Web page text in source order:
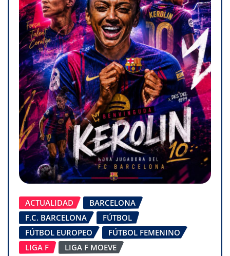
ACTUALIDAD
BARCELONA
F.C. BARCELONA
FÚTBOL
FÚTBOL EUROPEO
FÚTBOL FEMENINO
LIGA F
LIGA F MOEVE